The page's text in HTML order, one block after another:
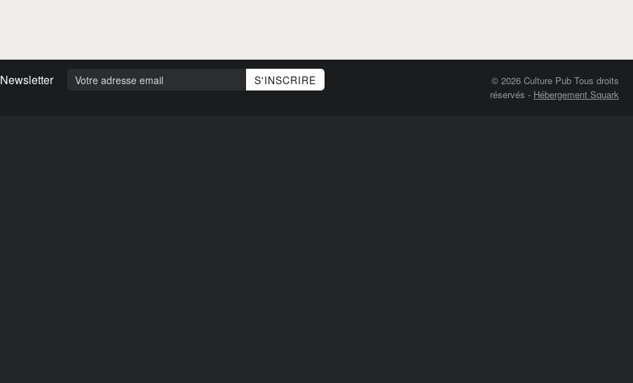
Newsletter
© 2026 Culture Pub Tous droits
réservés - Hébergement Squark